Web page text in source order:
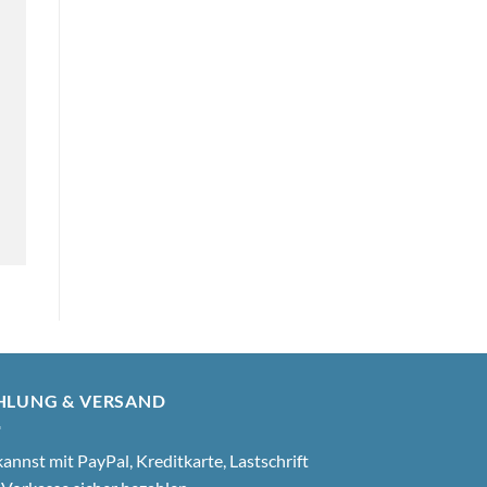
& VERSAND
mit PayPal, Kreditkarte, Lastschrift